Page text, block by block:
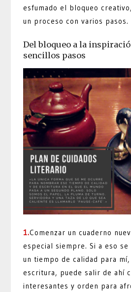
esfumado el bloqueo
un proceso con varios pasos.
Del bloqueo a la
sencillos pasos
1.Comenzar un cuaderno
especial siempre. Si a eso
un tiempo de calidad para
escritura, puede salir de ahí
interesantes y orden para